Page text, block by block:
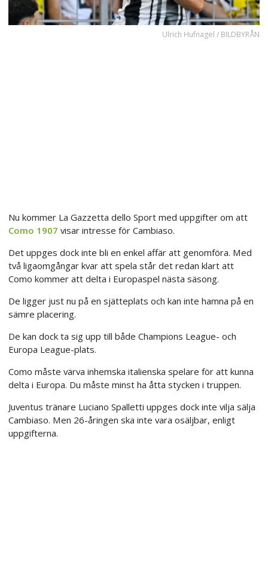
Ulrich Hufnagel / BILDBYRÅN
Nu kommer La Gazzetta dello Sport med uppgifter om att
Como 1907 visar intresse för Cambiaso.
Det uppges dock inte bli en enkel affär att genomföra. Med
två ligaomgångar kvar att spela står det redan klart att
Como kommer att delta i Europaspel nästa säsong.
De ligger just nu på en sjätteplats och kan inte hamna på en
sämre placering.
De kan dock ta sig upp till både Champions League- och
Europa League-plats.
Como måste värva inhemska italienska spelare för att kunna
delta i Europa. Du måste minst ha åtta stycken i truppen.
Juventus tränare Luciano Spalletti uppges dock inte vilja sälja
Cambiaso. Men 26-åringen ska inte vara osäljbar, enligt
uppgifterna.